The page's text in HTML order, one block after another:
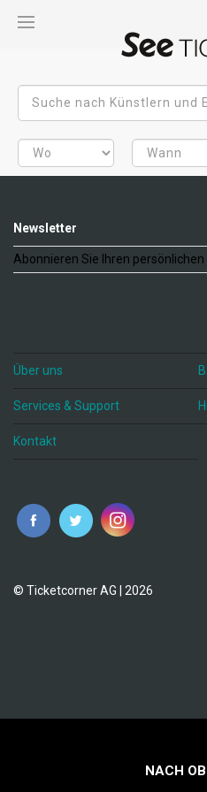
Newsletter
Abonnieren Sie Ihren
Über uns
Services & Support
Kontakt
© Ticketcorner AG | 2026
NACH